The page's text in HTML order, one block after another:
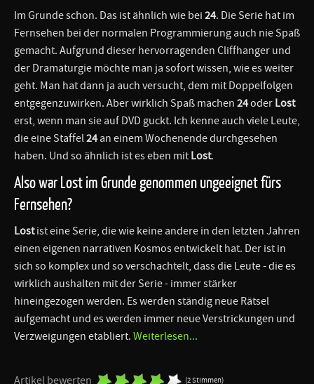
Im Grunde schon. Das ist ähnlich wie bei 24. Die Serie hat im
Fernsehen bei der normalen Programmierung auch nie Spaß
gemacht. Aufgrund dieser hervorragenden Cliffhanger und
der Dramaturgie möchte man ja sofort wissen, wie es weiter
geht. Man hat dann ja auch versucht, dem mit Doppelfolgen
entgegenzuwirken. Aber wirklich Spaß machen 24oder Lost
erst, wenn man sie auf DVD guckt. Ich kenne auch viele Leute,
die eine Staffel24an einem Wochenende durchgesehen
haben. Und so ähnlich ist es eben mit Lost.
Also war Lost im Grunde genommen ungeeignet fürs
Fernsehen?
Lostist eine Serie, die wie keine andere in den letzten Jahren
einen eigenen narrativen Kosmos entwickelt hat. Der ist in
sich so komplex und so verschachtelt, dass die Leute - die es
wirklich aushalten mit der Serie - immer stärker
hineingezogen werden. Es werden ständig neue Rätsel
aufgemacht und es werden immer neue Verstrickungen und
Verzweigungen etabliert. Weiterlesen...
Artikel bewerten (2 Stimmen)